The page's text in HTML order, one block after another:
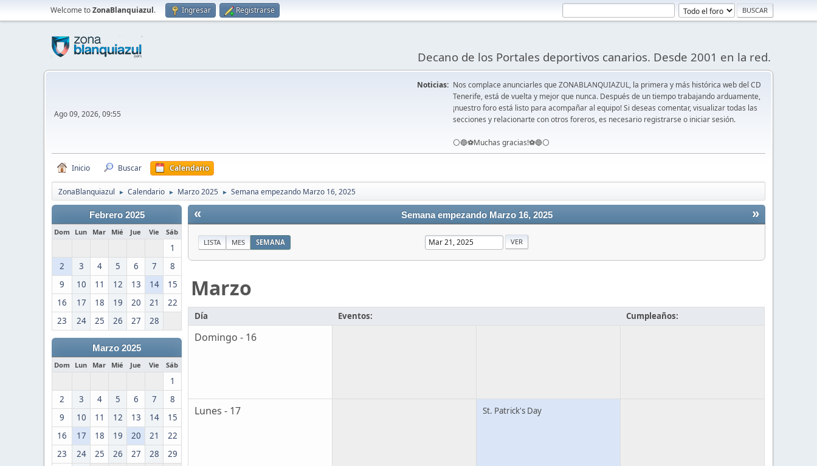
Welcome toZonaBlanquiazul. Ingresar Registrarse
Decano de los Portales deportivos canarios. Desde 2001 en la red.
Ago 09, 2026, 09:55
Noticias: Nos complace anunciarles que ZONABLANQUIAZUL, la primera y más histórica web del CD
Tenerife, está de vuelta y mejor que nunca. Después de un tiempo trabajando arduamente,
¡nuestro foro está listo para acompañar al equipo! Si deseas comentar, visualizar todas las
secciones y relacionarte con otros foreros, es necesario registrarse o iniciar sesión.
⚪️🔵⚽️Muchas gracias!⚽️🔵⚪️
Inicio Buscar Calendario
ZonaBlanquiazul ► Calendario ► Marzo 2025 ► Semana empezando Marzo 16, 2025
Febrero 2025
Dom Lun Mar Mié Jue Vie Sáb
1
2
3 4 5 6 7
8
9
10 11 12 13 14
15
16
17 18 19 20 21
22
23
24 25 26 27 28
Marzo 2025
Dom Lun Mar Mié Jue Vie Sáb
1
2
3 4 5 6 7
8
9
10 11 12 13 14
15
16
17 18 19 20 21
22
23
24 25 26 27 28
29
« »
Semana empezando Marzo 16, 2025
LISTA MES SEMANA
Marzo
Día Eventos: Cumpleaños:
Domingo - 16
Lunes - 17 St. Patrick's Day